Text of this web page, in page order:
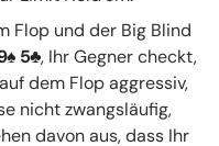
Flop und der Big Blind
5 , Ihr Gegner checkt,
dem Flop aggressiv,
nicht zwangsläufig,
davon aus, dass Ihr